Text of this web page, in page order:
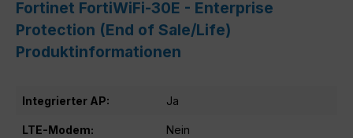
Fortinet FortiWiFi-30E - Enterprise
Protection (End of Sale/Life)
Produktinformationen
Integrierter AP: Ja
LTE-Modem: Nein